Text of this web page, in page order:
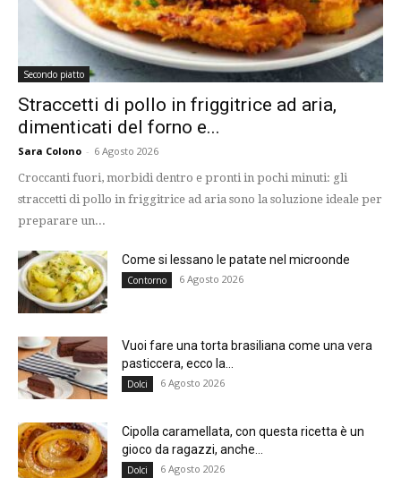
Secondo piatto
Straccetti di pollo in friggitrice ad aria,
dimenticati del forno e...
Sara Colono - 6 Agosto 2026
Croccanti fuori, morbidi dentro e pronti in pochi minuti: gli
straccetti di pollo in friggitrice ad aria sono la soluzione ideale per
preparare un...
Come si lessano le patate nel microonde
Contorno 6 Agosto 2026
Vuoi fare una torta brasiliana come una vera
pasticcera, ecco la...
Dolci 6 Agosto 2026
Cipolla caramellata, con questa ricetta è un
gioco da ragazzi, anche...
Dolci 6 Agosto 2026